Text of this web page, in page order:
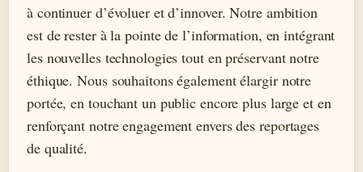
à continuer d’évoluer et d’innover. Notre ambition
est de rester à la pointe de l’information, en intégrant
les nouvelles technologies tout en préservant notre
éthique. Nous souhaitons également élargir notre
portée, en touchant un public encore plus large et en
renforçant notre engagement envers des reportages
de qualité.